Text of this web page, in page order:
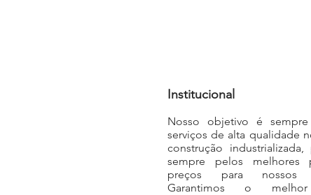
Institucional
Nosso objetivo é
serviços de alta qualidade
construção industrializada,
sempre pelos melhores
preços para nossos
Garantimos o